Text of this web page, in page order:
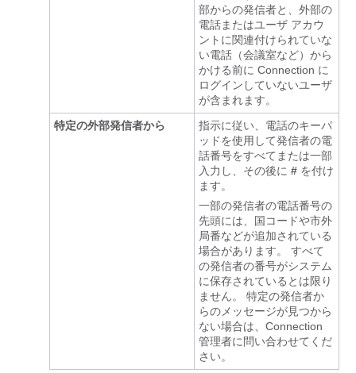
部からの発信者と、外部の
電話またはユーザ アカウ
ントに関連付けられていな
い電話（会議室など）から
かける前に Connection に
ログインしていないユーザ
が含まれます。
特定の外部発信者から
指示に従い、電話のキーパ
ッドを使用して発信者の電
話番号をすべてまたは一部
入力し、その後に # を付け
ます。
一部の発信者の電話番号の
先頭には、国コードや市外
局番などが追加されている
場合があります。 すべて
の発信者の番号がシステム
に保存されているとは限り
ません。 特定の発信者か
らのメッセージが見つから
ない場合は、Connection
管理者に問い合わせてくだ
さい。